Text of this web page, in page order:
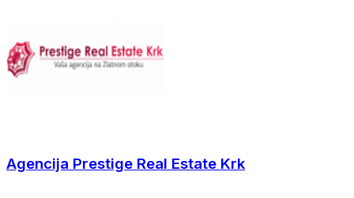
Agencija Prestige Real Estate Krk